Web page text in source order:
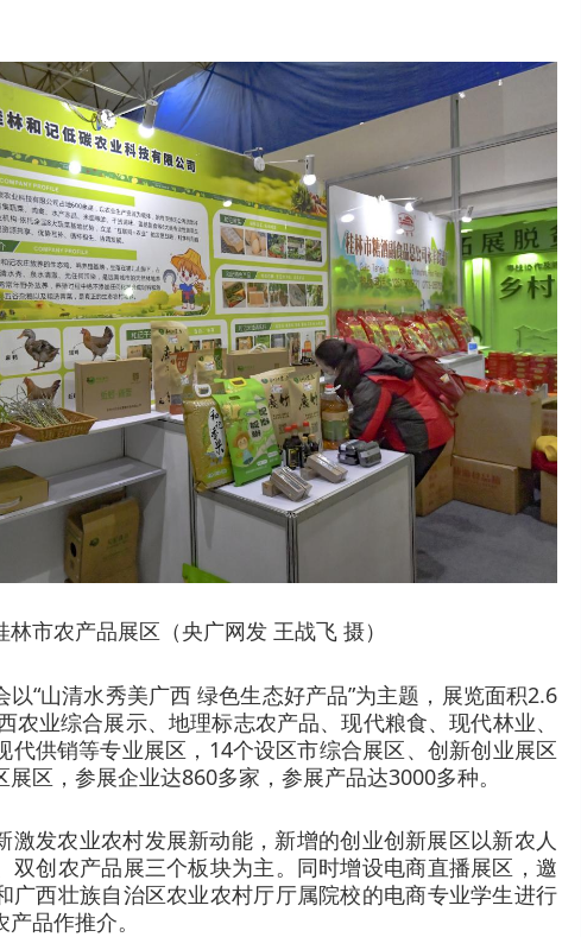
林市农产品展区（央广网发 王战飞 摄）
以“山清水秀美广西 绿色生态好产品”为主题，展览面积2.6
农业综合展示、地理标志农产品、现代粮食、现代林业、
代供销等专业展区，14个设区市综合展区、创新创业展区
区，参展企业达860多家，参展产品达3000多种。
激发农业农村发展新动能，新增的创业创新展区以新农人
双创农产品展三个板块为主。同时增设电商直播展区，邀
广西壮族自治区农业农村厅厅属院校的电商专业学生进行
品作推介。